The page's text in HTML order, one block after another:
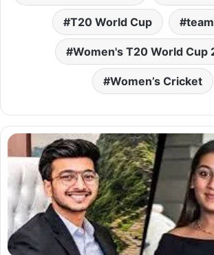
T20 World Cup
Women's T20 World Cup
Women’s Cricket